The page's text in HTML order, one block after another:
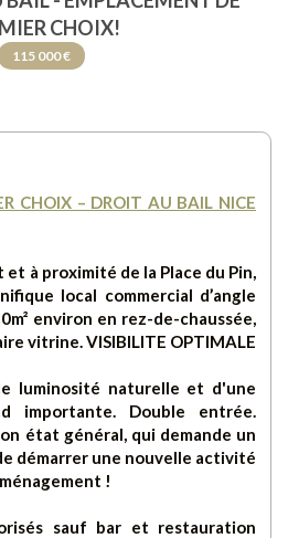
CHOIX!
115 000 €
CHOIX – DROIT AU BAIL NICE
et à proximité de la Place du Pin,
local commercial d’angle
environ en rez-de-chaussée,
vitrine. VISIBILITE OPTIMALE
luminosité naturelle et d'une
importante. Double entrée.
état général, qui demande un
démarrer une nouvelle activité
!
sauf bar et restauration